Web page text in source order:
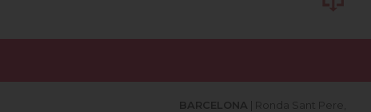
BARCELONA | Ronda Sant Pere,